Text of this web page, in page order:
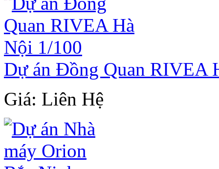
Dự án Đồng Quan RIVEA
Giá: Liên Hệ